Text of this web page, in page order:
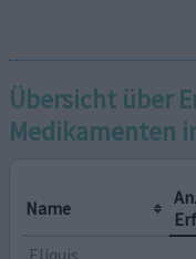
Übersicht über
Medikamenten
Name
Eliquis